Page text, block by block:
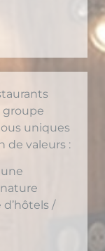
uniques
valeurs :
/